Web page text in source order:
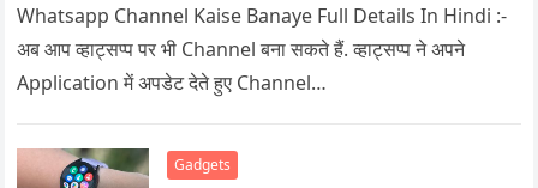
Whatsapp Channel Kaise Banaye Full Details In Hindi :-
अब आप व्हाट्सप्प पर भी Channel बना सकते हैं. व्हाट्सप्प ने अपने
Application में अपडेट देते हुए Channel…
Gadgets